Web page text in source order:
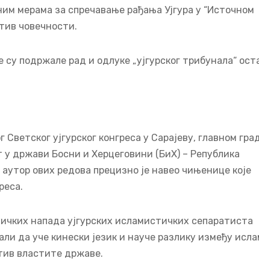
мерама за спречавање рађања Ујгура у “Источном
човечности.
подржале рад и одлуке „ујгурског трибунала“
ујгурског конгреса у Сарајеву, главном
држави Босни и Херцеговини (БиХ) – Република
ових редова прецизно је навео чињенице које
напада ујгурских исламистичких сепаратиста
да уче кинески језик и науче разлику између
властите државе.